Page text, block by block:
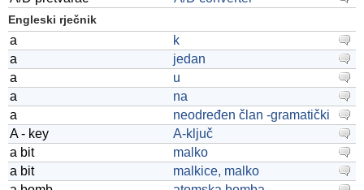
Engleski rječnik
a
k
a
jedan
a
u
a
na
a
neodređen član -gramatički
A - key
A-ključ
a bit
malko
a bit
malkice, malko